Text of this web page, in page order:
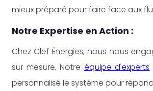
mieux préparé pour faire face aux
Notre Expertise en Action :
Chez Clef Énergies, nous nous
sur mesure. Notre équipe d'experts
personnalisé le système pour